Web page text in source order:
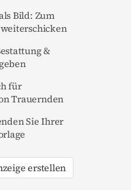
Bild: Zum
&
für
Trauernden
Sie Ihrer
erstellen